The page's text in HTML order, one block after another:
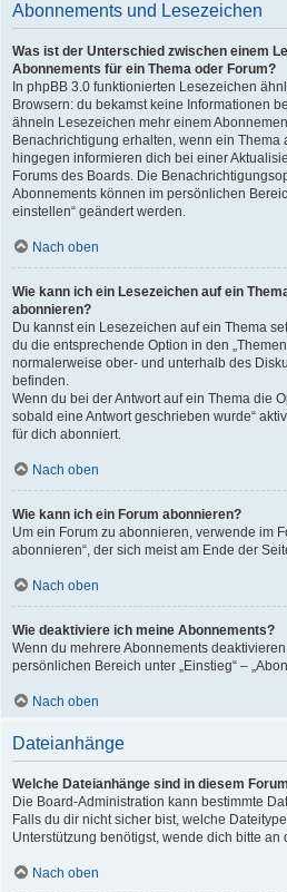
Abonnements und Lesezeichen
Was ist der Unterschied zwischen einem
Abonnements für ein Thema oder Forum?
In phpBB 3.0 funktionierten Lesezeichen
Browsern: du bekamst keine Informationen
ähneln Lesezeichen mehr einem
Benachrichtigung erhalten, wenn ein Thema
hingegen informieren dich bei einer
Forums des Boards. Die
Abonnements können im persönlichen
einstellen“ geändert werden.
Nach oben
Wie kann ich ein Lesezeichen auf ein
abonnieren?
Du kannst ein Lesezeichen auf ein Thema
du die entsprechende Option in den
normalerweise ober- und unterhalb des
befinden.
Wenn du bei der Antwort auf ein Thema die
sobald eine Antwort geschrieben wurde“
für dich abonniert.
Nach oben
Wie kann ich ein Forum abonnieren?
Um ein Forum zu abonnieren, verwende im
abonnieren“, der sich meist am Ende der
Nach oben
Wie deaktiviere ich meine Abonnements?
Wenn du mehrere Abonnements
persönlichen Bereich unter „Einstieg“ –
Nach oben
Dateianhänge
Welche Dateianhänge sind in diesem
Die Board-Administration kann bestimmte
Falls du dir nicht sicher bist, welche
Unterstützung benötigst, wende dich bitte an
Nach oben